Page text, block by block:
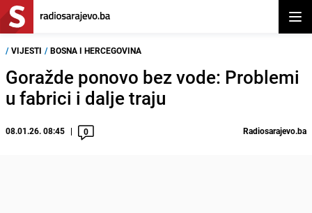
/ VIJESTI / BOSNA I HERCEGOVINA
Goražde ponovo bez vode: Problemi
u fabrici i dalje traju
08.01.26. 08:45 0 Radiosarajevo.ba